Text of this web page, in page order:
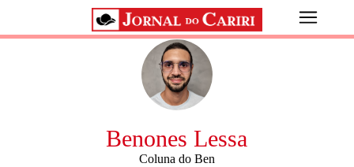
Benones Lessa
Coluna do Ben